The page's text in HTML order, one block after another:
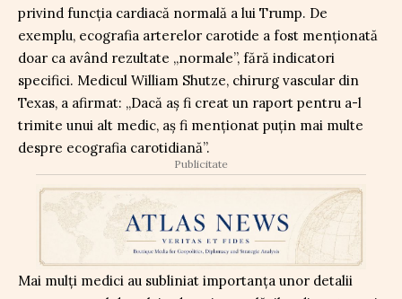
privind funcția cardiacă normală a lui Trump. De
exemplu, ecografia arterelor carotide a fost menționată
doar ca având rezultate „normale”, fără indicatori
specifici. Medicul William Shutze, chirurg vascular din
Texas, a afirmat: „Dacă aș fi creat un raport pentru a-l
trimite unui alt medic, aș fi menționat puțin mai multe
despre ecografia carotidiană”.
Publicitate
Mai mulți medici au subliniat importanța unor detalii